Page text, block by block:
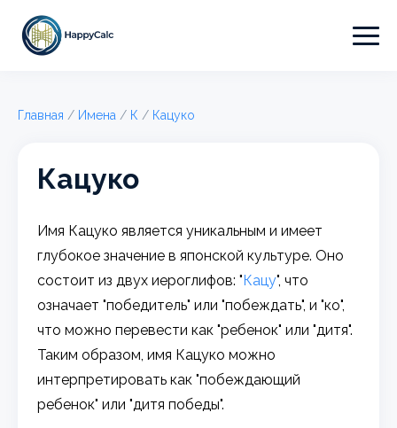
Главная / Имена / К / Кацуко
Кацуко
Имя Кацуко является уникальным и имеет
глубокое значение в японской культуре. Оно
состоит из двух иероглифов: "Кацу", что
означает "победитель" или "побеждать", и "ко",
что можно перевести как "ребенок" или "дитя".
Таким образом, имя Кацуко можно
интерпретировать как "побеждающий
ребенок" или "дитя победы".